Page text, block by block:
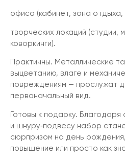
офиса (кабинет, зона
творческих локаций (студии,
коворкинги).
Практичны. Металлические
выцветанию, влаге и
повреждениям — прослужат
первоначальный вид.
Готовы к подарку. Благодаря
и шнуру‑подвесу набор
сюрпризом на день
повышение или просто как